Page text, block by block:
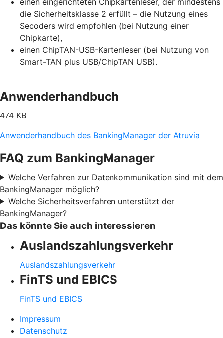
die Sicherheitsklasse 2 erfüllt – die Nutzung eines
Secoders wird empfohlen (bei Nutzung einer
Chipkarte),
einen ChipTAN-USB-Kartenleser (bei Nutzung von
Smart-TAN plus USB/ChipTAN USB).
Anwenderhandbuch
474 KB
Anwenderhandbuch des BankingManager der Atruvia
FAQ zum BankingManager
Welche Verfahren zur Datenkommunikation sind mit dem
BankingManager möglich?
Welche Sicherheitsverfahren unterstützt der
BankingManager?
Das könnte Sie auch interessieren
Auslandszahlungsverkehr
Auslandszahlungsverkehr
FinTS und EBICS
FinTS und EBICS
Impressum
Datenschutz